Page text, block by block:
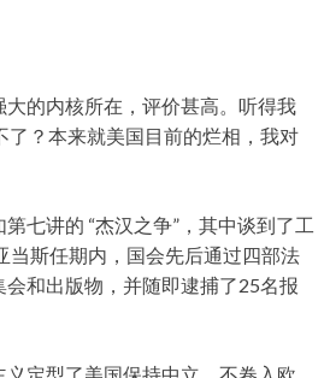
的内核所在，评价甚高。听得我
？本来就美国目前的烂相，我对
七讲的 “杰汉之争”，其中谈到了工
当斯任期内，国会先后通过四部法
和出版物，并随即逮捕了25名报